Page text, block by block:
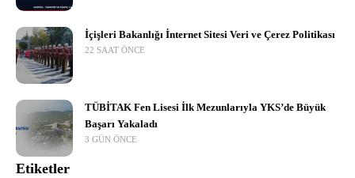
İçişleri Bakanlığı İnternet Sitesi Veri ve Çerez Politikası
22 SAAT ÖNCE
TÜBİTAK Fen Lisesi İlk Mezunlarıyla YKS’de Büyük
Başarı Yakaladı
3 GÜN ÖNCE
Etiketler